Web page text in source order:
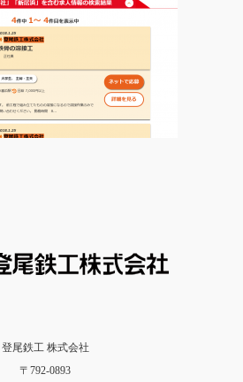
登尾鉄工 株式会社
〒792-0893